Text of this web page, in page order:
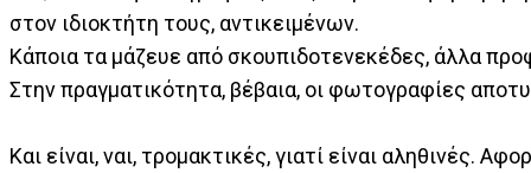
στον ιδιοκτήτη τους, αντικειμένων.
Κάποια τα μάζευε από σκουπιδοτενεκέδες, άλλα
Στην πραγματικότητα, βέβαια, οι φωτογραφίες
Και είναι, ναι, τρομακτικές, γιατί είναι αληθινές.